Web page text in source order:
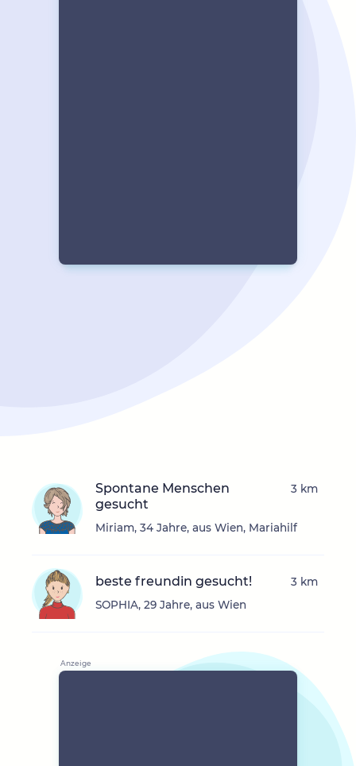
Spontane Menschen
gesucht
Miriam, 34 Jahre, aus Wien, Mariahilf
3 km
beste freundin gesucht!
SOPHIA, 29 Jahre, aus Wien
3 km